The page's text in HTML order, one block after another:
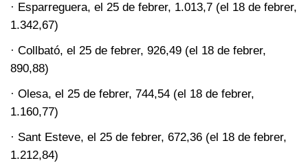
· Esparreguera, el 25 de febrer, 1.013,7 (el 18 de febrer,
1.342,67)
· Collbató, el 25 de febrer, 926,49 (el 18 de febrer,
890,88)
· Olesa, el 25 de febrer, 744,54 (el 18 de febrer,
1.160,77)
· Sant Esteve, el 25 de febrer, 672,36 (el 18 de febrer,
1.212,84)